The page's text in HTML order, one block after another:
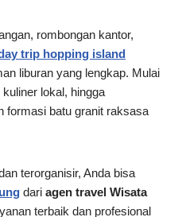
rombongan kantor,
trip hopping island
liburan yang lengkap. Mulai
lokal, hingga
formasi batu granit raksasa
terorganisir, Anda bisa
dari agen travel Wisata
terbaik dan profesional